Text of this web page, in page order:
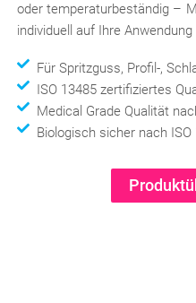
oder temperaturbeständig –
individuell auf Ihre
Für Spritzguss, Profil-,
ISO 13485 zertifiziertes
Medical Grade Qualität
Biologisch sicher nach ISO